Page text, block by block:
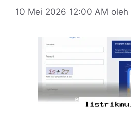
10 Mei 2026 12:00 AM oleh